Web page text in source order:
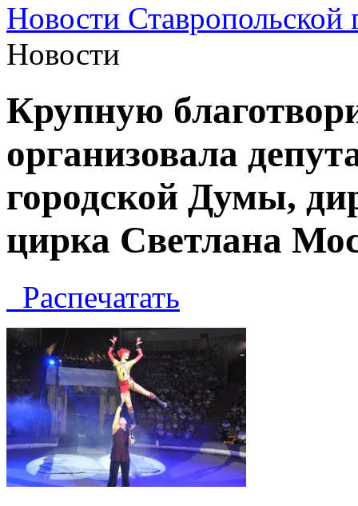
Новости
Новости
Крупную
организовала
городской Думы,
цирка Светлана
Распечатать